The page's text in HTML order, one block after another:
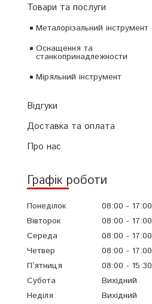
Товари та послуги
Металорізальний інструмент
Оснащення та
станкопринадлежности
Міряльний інструмент
Відгуки
Доставка та оплата
Про нас
Графік роботи
Понеділок 08:00
17:00
Вівторок
08:00
17:00
Середа
08:00
17:00
Четвер
08:00
17:00
Пʼятниця
08:00
15:30
Субота
Вихідний
Неділя
Вихідний